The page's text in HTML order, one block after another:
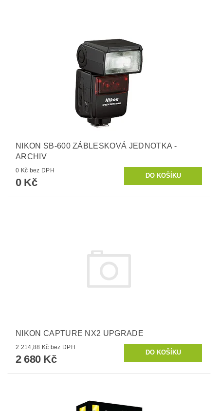
NIKON SB-600 ZÁBLESKOVÁ JEDNOTKA -
ARCHIV
0 Kč bez DPH
0 Kč
NIKON CAPTURE NX2 UPGRADE
2 214,88 Kč bez DPH
2 680 Kč